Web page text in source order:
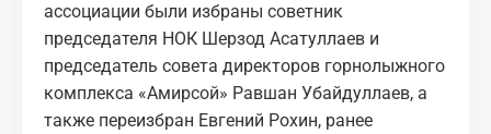
ассоциации были избраны советник
председателя НОК Шерзод Асатуллаев и
председатель совета директоров горнолыжного
комплекса «Амирсой» Равшан Убайдуллаев, а
также переизбран Евгений Рохин, ранее